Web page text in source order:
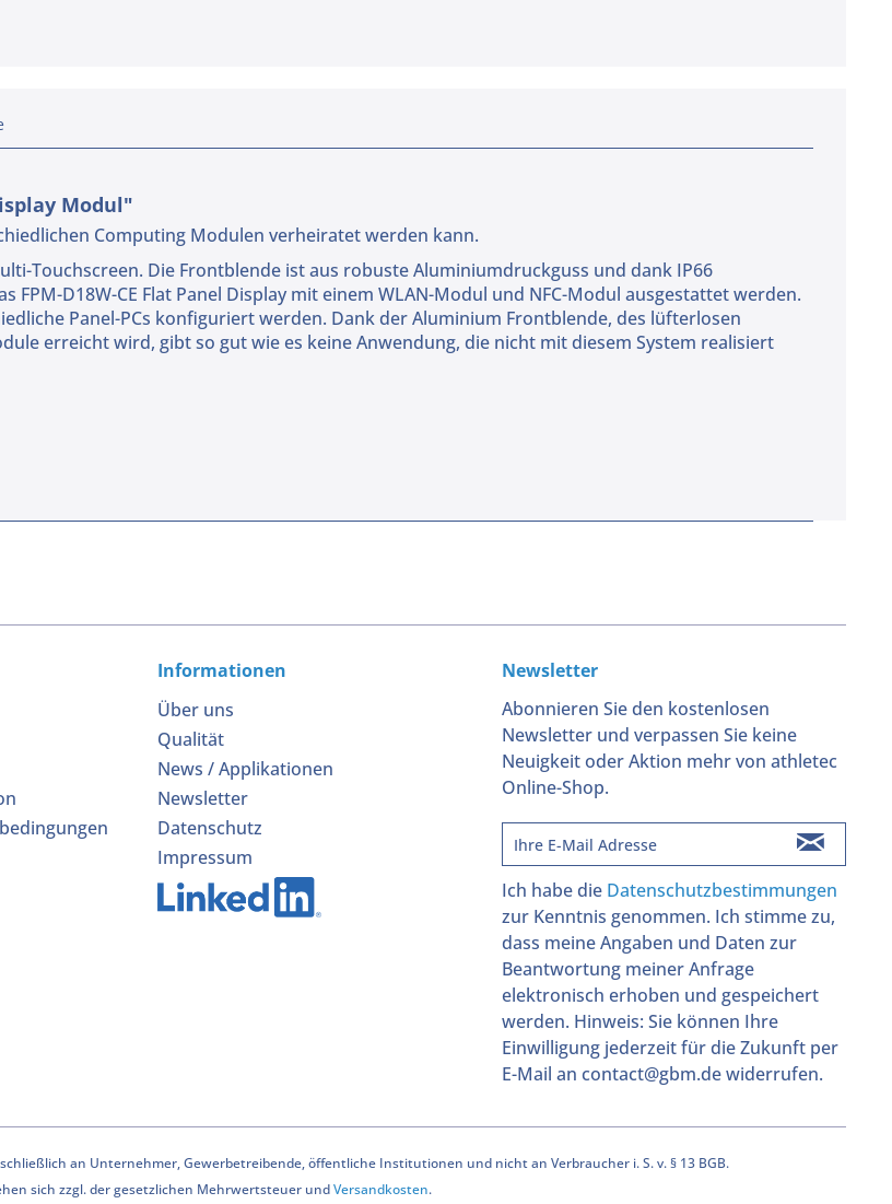
Modul"
Computing Modulen verheiratet werden kann.
Touchscreen. Die Frontblende ist aus robuste Aluminiumdruckguss und dank IP66
D18W-CE Flat Panel Display mit einem WLAN-Modul und NFC-Modul ausgestattet werden.
Panel-PCs konfiguriert werden. Dank der Aluminium Frontblende, des lüfterlosen
erreicht wird, gibt so gut wie es keine Anwendung, die nicht mit diesem System realisiert
Informationen
Über uns
Qualität
News / Applikationen
Newsletter
Datenschutz
Impressum
Newsletter
Abonnieren Sie den kostenlosen
Newsletter und verpassen Sie keine
Neuigkeit oder Aktion mehr von athletec
Online-Shop.
Ich habe die Datenschutzbestimmungen
zur Kenntnis genommen. Ich stimme zu,
dass meine Angaben und Daten zur
Beantwortung meiner Anfrage
elektronisch erhoben und gespeichert
werden. Hinweis: Sie können Ihre
Einwilligung jederzeit für die Zukunft per
E-Mail an contact@gbm.de widerrufen.
an Unternehmer, Gewerbetreibende, öffentliche Institutionen und nicht an Verbraucher i. S. v. § 13 BGB.
sich zzgl. der gesetzlichen Mehrwertsteuer undVersandkosten.